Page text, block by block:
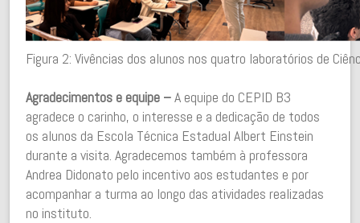
Figura 2: Vivências dos alunos nos quatro laboratórios de
Agradecimentos e equipe –A equipe do CEPID B3
agradece o carinho, o interesse e a dedicação de todos
os alunos da Escola Técnica Estadual Albert Einstein
durante a visita. Agradecemos também à professora
Andrea Didonato pelo incentivo aos estudantes e por
acompanhar a turma ao longo das atividades realizadas
no instituto.